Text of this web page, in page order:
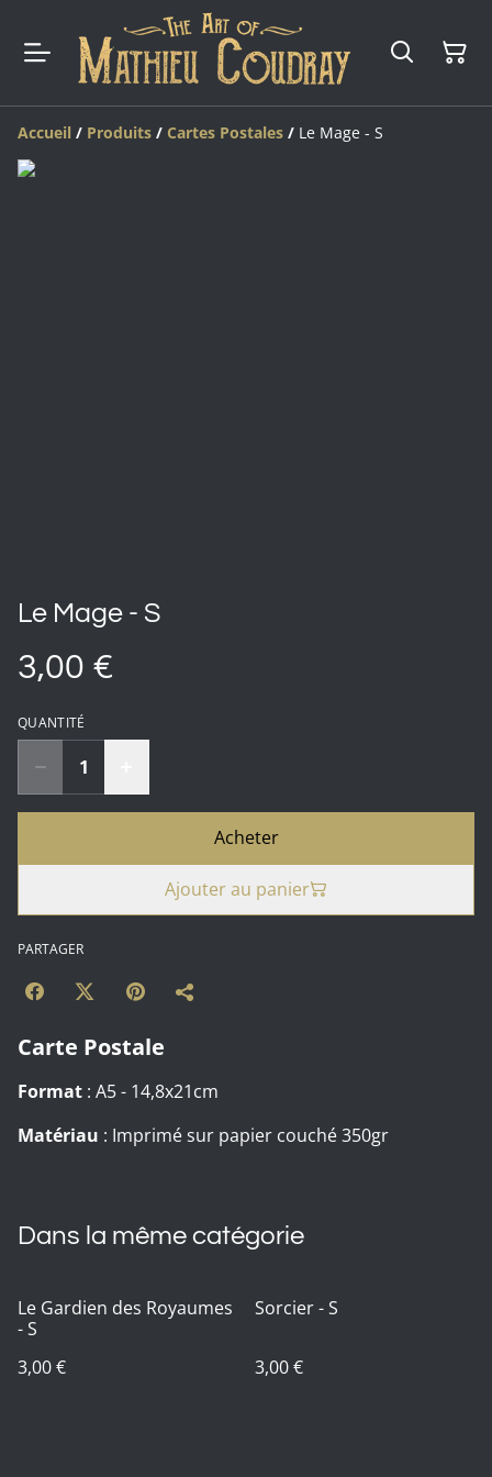
Accueil / Produits / Cartes Postales / Le Mage - S
Le Mage - S
3,00 €
QUANTITÉ
Acheter
Ajouter au panier
PARTAGER
Carte Postale
Format : A5 - 14,8x21cm
Matériau : Imprimé sur papier couché 350gr
Dans la même catégorie
Le Gardien des Royaumes
- S
3,00 €
Sorcier - S
3,00 €